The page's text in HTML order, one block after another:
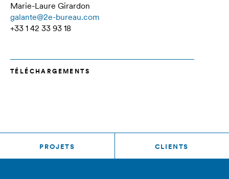
Marie-Laure Girardon
galante@2e-bureau.com
+33 1 42 33 93 18
TÉLÉCHARGEMENTS
PROJETS CLIENTS